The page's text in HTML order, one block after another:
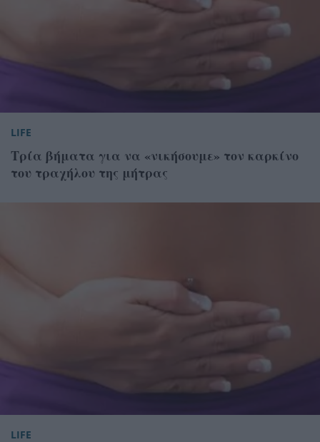
LIFE
Τρία βήματα για να «νικήσουμε» τον καρκίνο
του τραχήλου της μήτρας
LIFE